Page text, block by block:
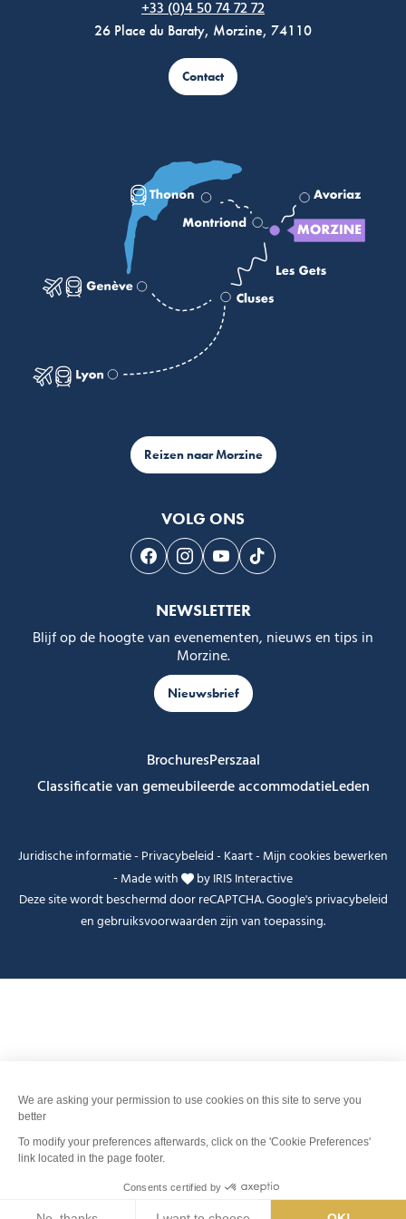
Zoeken Webcams Info pistes Interactieve
+33 (0)4 50 74 72 72
26 Place du Baraty, Morzine, 74110
Contact
Reizen naar Morzine
VOLG ONS
Volg ons op Facebook
Volg ons op Instagram
Volg ons op Youtube
Volg ons op Tiktok
NEWSLETTER
Blijf op de hoogte van evenementen, nieuws en tips in
Morzine.
Nieuwsbrief
BrochuresPerszaal
Classificatie van gemeubileerde accommodatieLeden
Juridische informatie- Privacybeleid- Kaart- Mijn cookies bewerken
- Made with byIRIS Interactive
Deze site wordt beschermd door reCAPTCHA. Google'sprivacybeleid
engebruiksvoorwaardenzijn van toepassing.
FANFOUÉ
Je peux t'aider ?